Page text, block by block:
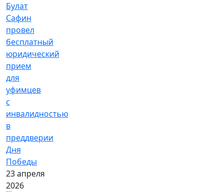
Булат
Сафин
провел
бесплатный
юридический
прием
для
уфимцев
с
инвалидностью
в
преддверии
Дня
Победы
23 апреля
2026